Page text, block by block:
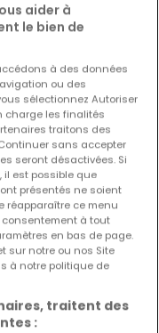
qui vous
aider à
le bien de
à des données
ou des
sélectionnez Autoriser
charge les finalités
traitons des
sans accepter
seront désactivées. Si
est possible que
présentés ne soient
réapparaître ce menu
consentement à tout
en bas de page.
sur notre ou nos Site
à notre politique de
traitent des
: